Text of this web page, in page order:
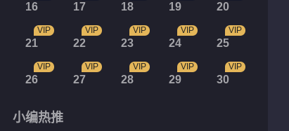
16 17 18 19 20
21
VIP
22
VIP
23
VIP
24
VIP
25
VIP
26
VIP
27
VIP
28
VIP
29
VIP
30
VIP
小编热推